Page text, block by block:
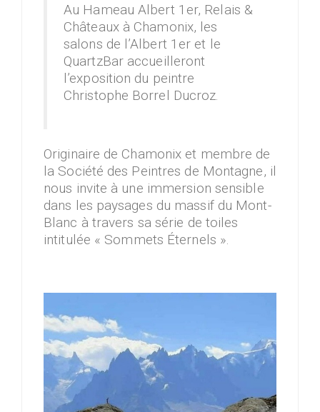
Au Hameau Albert 1er, Relais &
Châteaux à Chamonix, les
salons de l’Albert 1er et le
QuartzBar accueilleront
l’exposition du peintre
Christophe Borrel Ducroz.
Originaire de Chamonix et membre de
la Société des Peintres de Montagne, il
nous invite à une immersion sensible
dans les paysages du massif du Mont-
Blanc à travers sa série de toiles
intitulée « Sommets Éternels ».